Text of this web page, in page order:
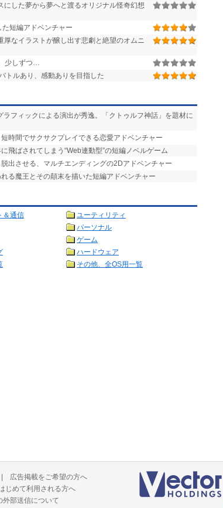
にした夢から夢へと渡るオリジナル怪奇幻想
短編アドベンチャー
厚なイラストが醸し出す悲劇と絶望のオムニ
少しずつ…
トルあり、感動ありを目指した
ラフィックによる演出が秀逸。「クトゥルフ神話」を題材に
時間でサクサクプレイできる恋愛アドベンチャー
飛ばされてしまう“Web連動型”の短編ノベルゲーム
出させる、マルチエンディングの2Dアドベンチャー
る魔王とその顛末を描いた短編アドベンチャー
＆通信
ユーティリティ
パーソナル
ゲーム
ハードウェア
その他、全OS用一覧
広告掲載をご希望の方へ
じめて利用される方へ
外部送信について